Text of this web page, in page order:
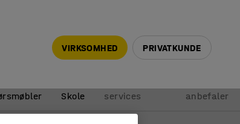
Skole
services
anbefaler
VIRKSOMHED PRIVATKUNDE